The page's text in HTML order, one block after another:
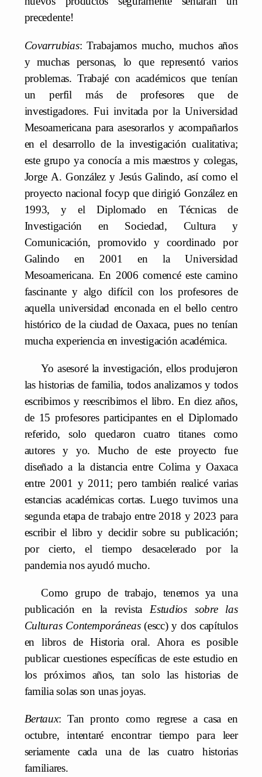
precedente!
Covarrubias: Trabajamos mucho, muchos años
y muchas personas, lo que representó varios
problemas. Trabajé con académicos que tenían
un perfil más de profesores que de
investigadores. Fui invitada por la Universidad
Mesoamericana para asesorarlos y acompañarlos
en el desarrollo de la investigación cualitativa;
este grupo ya conocía a mis maestros y colegas,
Jorge A. González y Jesús Galindo, así como el
proyecto nacional focyp que dirigió González en
1993, y el Diplomado en Técnicas de
Investigación en Sociedad, Cultura y
Comunicación, promovido y coordinado por
Galindo en 2001 en la Universidad
Mesoamericana. En 2006 comencé este camino
fascinante y algo difícil con los profesores de
aquella universidad enconada en el bello centro
histórico de la ciudad de Oaxaca, pues no tenían
mucha experiencia en investigación académica.
Yo asesoré la investigación, ellos produjeron
las historias de familia, todos analizamos y todos
escribimos y reescribimos el libro. En diez años,
de 15 profesores participantes en el Diplomado
referido, solo quedaron cuatro titanes como
autores y yo. Mucho de este proyecto fue
diseñado a la distancia entre Colima y Oaxaca
entre 2001 y 2011; pero también realicé varias
estancias académicas cortas. Luego tuvimos una
segunda etapa de trabajo entre 2018 y 2023 para
escribir el libro y decidir sobre su publicación;
por cierto, el tiempo desacelerado por la
pandemia nos ayudó mucho.
Como grupo de trabajo, tenemos ya una
publicación en la revista Estudios sobre las
Culturas Contemporáneas(escc) y dos capítulos
en libros de Historia oral. Ahora es posible
publicar cuestiones específicas de este estudio en
los próximos años, tan solo las historias de
familia solas son unas joyas.
Bertaux: Tan pronto como regrese a casa en
octubre, intentaré encontrar tiempo para leer
seriamente cada una de las cuatro historias
familiares.